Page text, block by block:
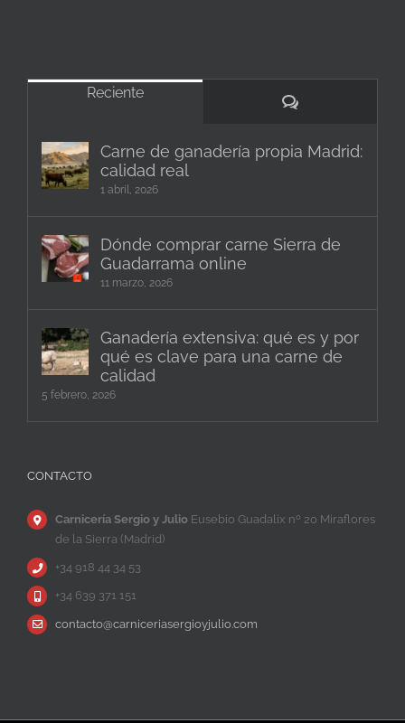
Reciente
Comentarios
Carne de ganadería propia Madrid:
calidad real
1 abril, 2026
Dónde comprar carne Sierra de
Guadarrama online
11 marzo, 2026
Ganadería extensiva: qué es y por
qué es clave para una carne de
calidad
5 febrero, 2026
CONTACTO
Carnicería Sergio y Julio Eusebio Guadalix nº 20 Miraflores
de la Sierra (Madrid)
+34 918 44 34 53
+34 639 371 151
contacto@carniceriasergioyjulio.com